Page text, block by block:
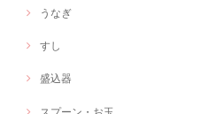
うなぎ
すし
盛込器